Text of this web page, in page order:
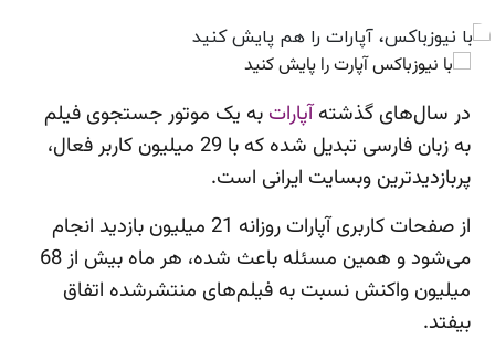
در سال‌های گذشتهآپارات به یک موتور جستجوی فیلم
به زبان فارسی تبدیل شده که با 29 میلیون کاربر فعال،
پربازدیدترین وبسایت ایرانی است.
از صفحات کاربری آپارات روزانه 21 میلیون بازدید انجام
می‌شود و همین مسئله باعث شده، هر ماه بیش از 68
میلیون واکنش نسبت به فیلم‌های منتشرشده اتفاق
بیفتد.